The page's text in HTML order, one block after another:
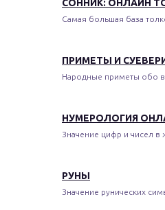
СОННИК: ОНЛАЙН
Самая большая база
ПРИМЕТЫ И
Народные приметы обо
НУМЕРОЛОГИЯ
Значение цифр и чисел в
РУНЫ
Значение рунических